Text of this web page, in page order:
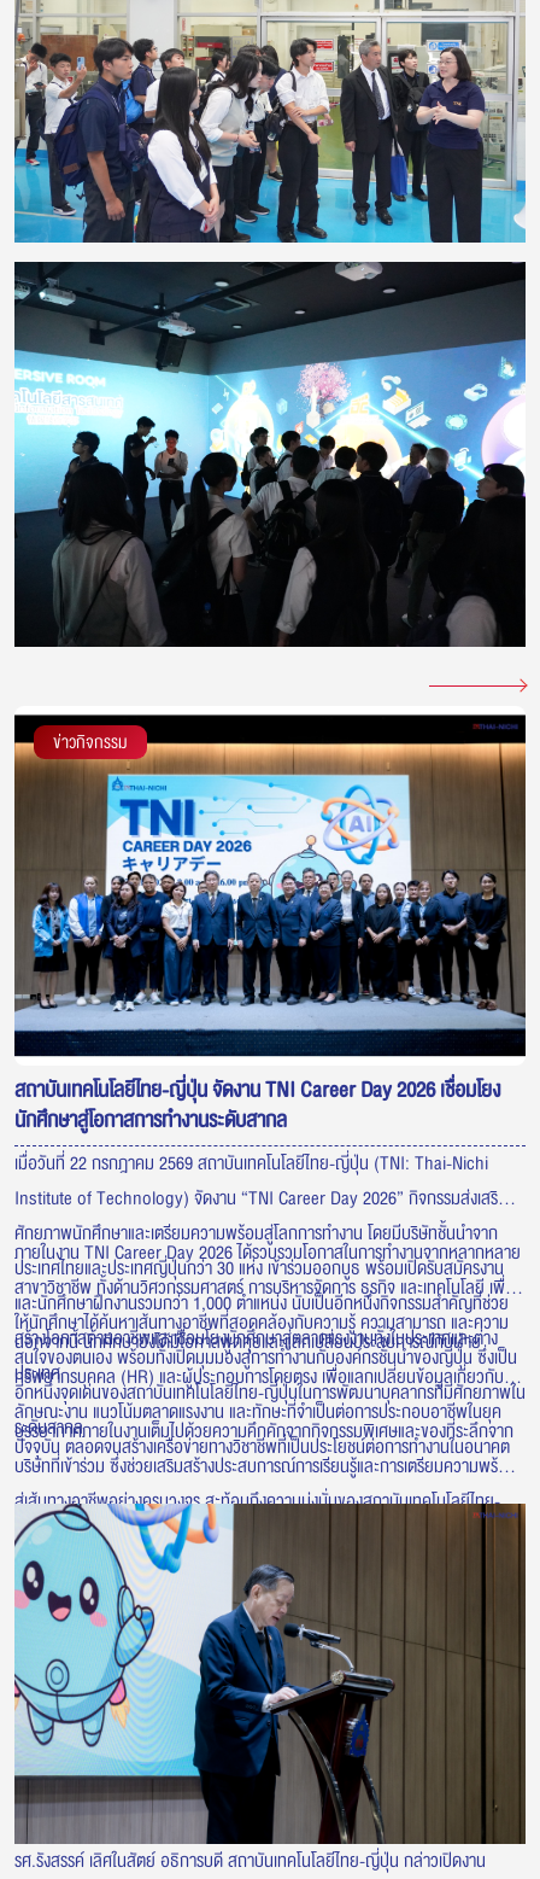
ข่าวกิจกรรม
สถาบันเทคโนโลยีไทย-ญี่ปุ่น จัดงาน TNI Career Day 2026 เชื่อมโยง
นักศึกษาสู่โอกาสการทำงานระดับสากล
เมื่อวันที่ 22 กรกฎาคม 2569 สถาบันเทคโนโลยีไทย-ญี่ปุ่น (TNI: Thai-Nichi
Institute of Technology) จัดงาน “TNI Career Day 2026” กิจกรรมส่งเสริม
ศักยภาพนักศึกษาและเตรียมความพร้อมสู่โลกการทำงาน โดยมีบริษัทชั้นนำจาก
ประเทศไทยและประเทศญี่ปุ่นกว่า 30 แห่ง เข้าร่วมออกบูธ พร้อมเปิดรับสมัครงาน
และนักศึกษาฝึกงานรวมกว่า 1,000 ตำแหน่ง นับเป็นอีกหนึ่งกิจกรรมสำคัญที่ช่วย
สร้างโอกาสด้านอาชีพและเชื่อมโยงนักศึกษาสู่ตลาดแรงงานทั้งในประเทศและต่าง
ประเทศ
ภายในงาน TNI Career Day 2026 ได้รวบรวมโอกาสในการทำงานจากหลากหลาย
สาขาวิชาชีพ ทั้งด้านวิศวกรรมศาสตร์ การบริหารจัดการ ธุรกิจ และเทคโนโลยี เพื่อ
ให้นักศึกษาได้ค้นหาเส้นทางอาชีพที่สอดคล้องกับความรู้ ความสามารถ และความ
สนใจของตนเอง พร้อมทั้งเปิดมุมมองสู่การทำงานกับองค์กรชั้นนำของญี่ปุ่น ซึ่งเป็น
อีกหนึ่งจุดเด่นของสถาบันเทคโนโลยีไทย-ญี่ปุ่นในการพัฒนาบุคลากรที่มีศักยภาพใน
ระดับสากล
นอกจากนี้ นักศึกษายังได้มีโอกาสพูดคุยและแลกเปลี่ยนประสบการณ์กับฝ่าย
ทรัพยากรบุคคล (HR) และผู้ประกอบการโดยตรง เพื่อแลกเปลี่ยนข้อมูลเกี่ยวกับ
ลักษณะงาน แนวโน้มตลาดแรงงาน และทักษะที่จำเป็นต่อการประกอบอาชีพในยุค
ปัจจุบัน ตลอดจนสร้างเครือข่ายทางวิชาชีพที่เป็นประโยชน์ต่อการทำงานในอนาคต
บรรยากาศภายในงานเต็มไปด้วยความคึกคักจากกิจกรรมพิเศษและของที่ระลึกจาก
บริษัทที่เข้าร่วม ซึ่งช่วยเสริมสร้างประสบการณ์การเรียนรู้และการเตรียมความพร้อม
สู่เส้นทางอาชีพอย่างครบวงจร สะท้อนถึงความมุ่งมั่นของสถาบันเทคโนโลยีไทย-
ญี่ปุ่นในการเชื่อมโยงภาคการศึกษาเข้ากับภาคอุตสาหกรรม เพื่อผลิตบัณฑิตที่มี
คุณภาพ พร้อมตอบโจทย์ความต้องการของตลาดแรงงาน และก้าวสู่การทำงานใน
ระดับนานาชาติอย่างมั่นใจ
รศ.รังสรรค์ เลิศในสัตย์ อธิการบดี สถาบันเทคโนโลยีไทย-ญี่ปุ่น กล่าวเปิดงาน